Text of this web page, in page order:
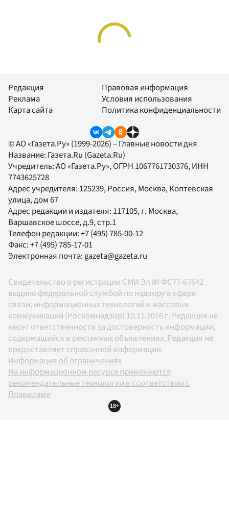
Редакция
Реклама
Карта сайта
Правовая информация
Условия использования
Политика конфиденциальности
© АО «Газета.Ру» (1999-2026) – Главные новости дня
Название: Газета.Ru (Gazeta.Ru)
Учредитель:АО «Газета.Ру», ОГРН 1067761730376, ИНН
7743625728
Адрес учредителя: 125239, Россия, Москва, Коптевская
улица, дом 67
Адрес редакции и издателя: 117105, г. Москва,
Варшавское шоссе, д.9, стр.1
Телефон редакции:+7 (495) 785-00-12
Факс:+7 (495) 785-17-01
Электронная почта:gazeta@gazeta.ru
Свидетельство о регистрации СМИ Эл № ФС77-67642
выдано федеральной службой по надзору в сфере
связи, информационных технологий и массовых
коммуникаций (Роскомнадзор) 10.11.2016 г. Редакция не
несет ответственности за достоверность информации,
содержащейся в рекламных объявлениях. Редакция не
предоставляет справочной информации.
Информация об ограничениях
На информационном ресурсе применяются
рекомендательные технологии в соответствии с
Правилами
18+